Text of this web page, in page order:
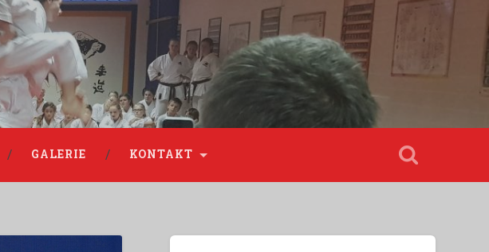
GALERIE KONTAKT